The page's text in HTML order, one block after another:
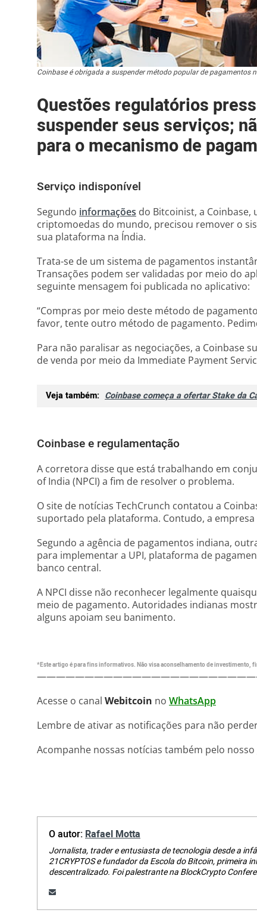
Coinbase é obrigada a suspender método popular de pagamentos
Questões regulatórios
suspender seus serviços;
para o mecanismo de
Serviço indisponível
Segundo informações do Bitcoinist, a Coinbase,
criptomoedas do mundo, precisou remover o
sua plataforma na Índia.
Trata-se de um sistema de pagamentos
Transações podem ser validadas por meio do
seguinte mensagem foi publicada no aplicativo:
“Compras por meio deste método de
favor, tente outro método de pagamento.
Para não paralisar as negociações, a Coinbase
de venda por meio da Immediate Payment
Veja também: Coinbase começa a ofertar Stake da
Coinbase e regulamentação
A corretora disse que está trabalhando em
of India (NPCI) a fim de resolver o problema.
O site de notícias TechCrunch contatou a
suportado pela plataforma. Contudo, a
Segundo a agência de pagamentos indiana,
para implementar a UPI, plataforma de
banco central.
A NPCI disse não reconhecer legalmente
meio de pagamento. Autoridades indianas
alguns apoiam seu banimento.
*Este artigo é para fins informativos. Não visa aconselhamento de
Acesse o canal Webitcoin no WhatsApp
Lembre de ativar as notificações para não
Acompanhe nossas notícias também pelo nosso
O autor:Rafael Motta
Jornalista, trader e entusiasta de tecnologia desde a
21CRYPTOS e fundador da Escola do Bitcoin, primeira
descentralizado. Foi palestrante na BlockCrypto